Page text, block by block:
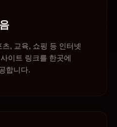
, 교육, 쇼핑 등 인터넷
이트 링크를 한곳에
합니다.